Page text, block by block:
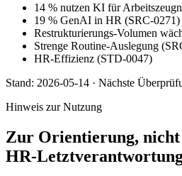
14 % nutzen KI für
19 % GenAI in HR (SRC-0271)
Restrukturierungs-Volumen
Strenge Routine-Auslegung
HR-Effizienz (STD-0047)
Stand: 2026-05-14 · Nächste
Hinweis zur Nutzung
Zur Orientierung,
HR-